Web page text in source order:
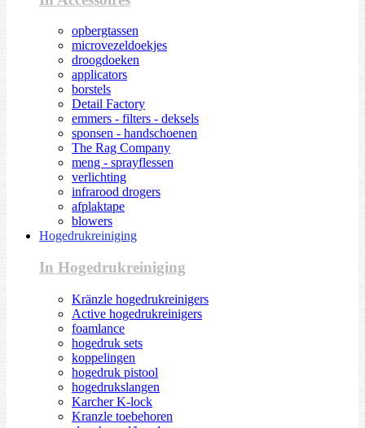
opbergtassen
microvezeldoekjes
droogdoeken
applicators
borstels
Detail Factory
emmers - filters - deksels
sponsen - handschoenen
The Rag Company
meng - sprayflessen
verlichting
infrarood drogers
afplaktape
blowers
Hogedrukreiniging
In Hogedrukreiniging
Kränzle hogedrukreinigers
Active hogedrukreinigers
foamlance
hogedruk sets
koppelingen
hogedruk pistool
hogedrukslangen
Karcher K-lock
Kranzle toebehoren